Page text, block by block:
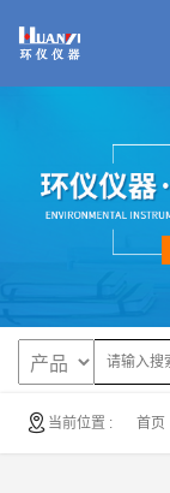
当前位置 : 首页